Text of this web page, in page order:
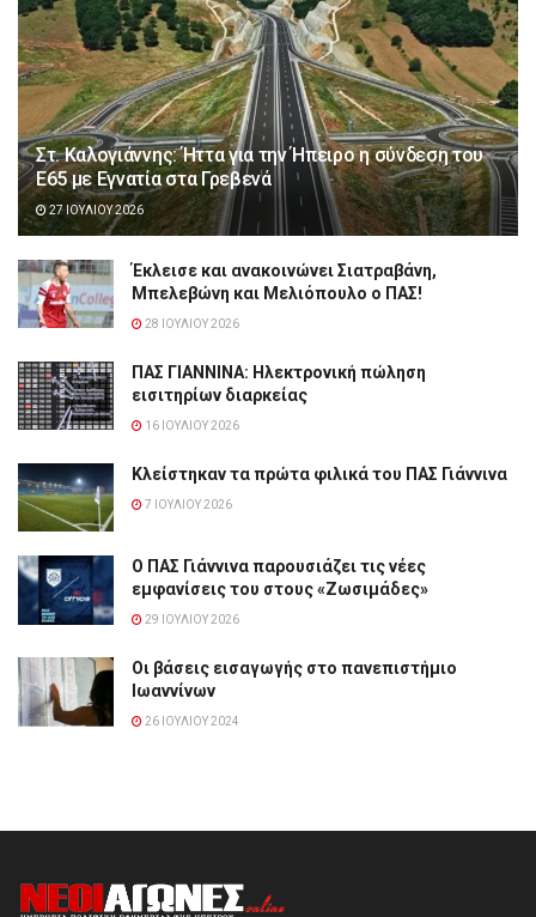
Στ. Καλογιάννης: Ήττα για την Ήπειρο η σύνδεση του
Ε65 με Εγνατία στα Γρεβενά
27 ΙΟΥΛΊΟΥ 2026
Έκλεισε και ανακοινώνει Σιατραβάνη,
Μπελεβώνη και Μελιόπουλο ο ΠΑΣ!
28 ΙΟΥΛΊΟΥ 2026
ΠΑΣ ΓΙΑΝΝΙΝΑ: Hλεκτρονική πώληση
εισιτηρίων διαρκείας
16 ΙΟΥΛΊΟΥ 2026
Κλείστηκαν τα πρώτα φιλικά του ΠΑΣ Γιάννινα
7 ΙΟΥΛΊΟΥ 2026
Ο ΠΑΣ Γιάννινα παρουσιάζει τις νέες
εμφανίσεις του στους «Ζωσιμάδες»
29 ΙΟΥΛΊΟΥ 2026
Οι βάσεις εισαγωγής στο πανεπιστήμιο
Ιωαννίνων
26 ΙΟΥΛΊΟΥ 2024